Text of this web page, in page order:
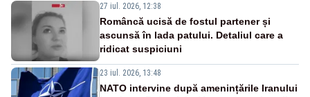
27 iul. 2026, 12:38
Româncă ucisă de fostul partener și
ascunsă în lada patului. Detaliul care a
ridicat suspiciuni
23 iul. 2026, 13:48
NATO intervine după amenințările Iranului